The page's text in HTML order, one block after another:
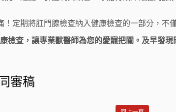
定期將肛門腺檢查納入健康檢查的一部分，不
檢查，讓專業獸醫師為您的愛寵把關。及早發
審稿